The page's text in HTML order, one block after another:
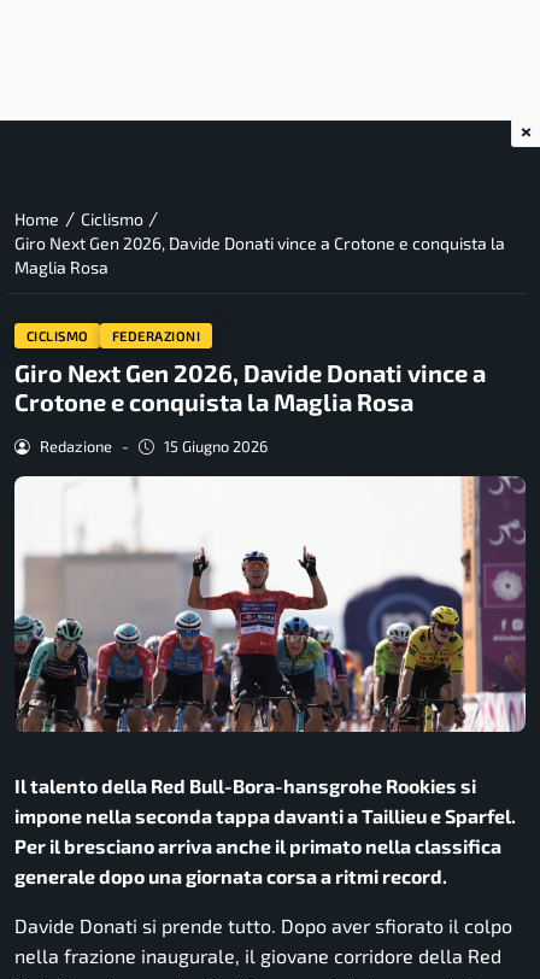
Home / Ciclismo /
Giro Next Gen 2026, Davide Donati vince a Crotone e conquista la
Maglia Rosa
CICLISMO FEDERAZIONI
Giro Next Gen 2026, Davide Donati vince a
Crotone e conquista la Maglia Rosa
Redazione - 15 Giugno 2026
Il talento della Red Bull-Bora-hansgrohe Rookies si
impone nella seconda tappa davanti a Taillieu e Sparfel.
Per il bresciano arriva anche il primato nella classifica
generale dopo una giornata corsa a ritmi record.
Davide Donati si prende tutto. Dopo aver sfiorato il colpo
nella frazione inaugurale, il giovane corridore della Red
×